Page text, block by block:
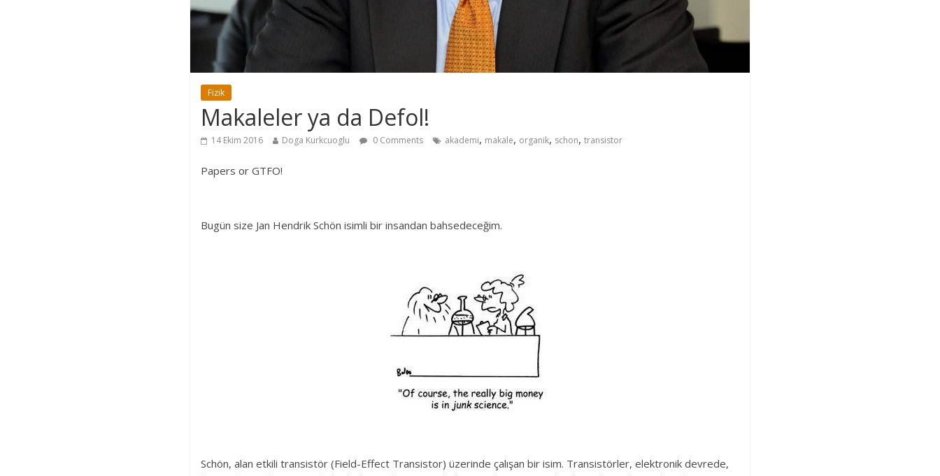
Fizik
Makaleler ya da Defol!
14 Ekim 2016 Doga Kurkcuoglu 0 Comments akademi, makale, organik, schon, transistor
Papers or GTFO!
Bugün size Jan Hendrik Schön isimli bir insandan bahsedeceğim.
Schön, alan etkili transistör (Field-Effect Transistor) üzerinde çalışan bir isim. Transistörler, elektronik devrede,